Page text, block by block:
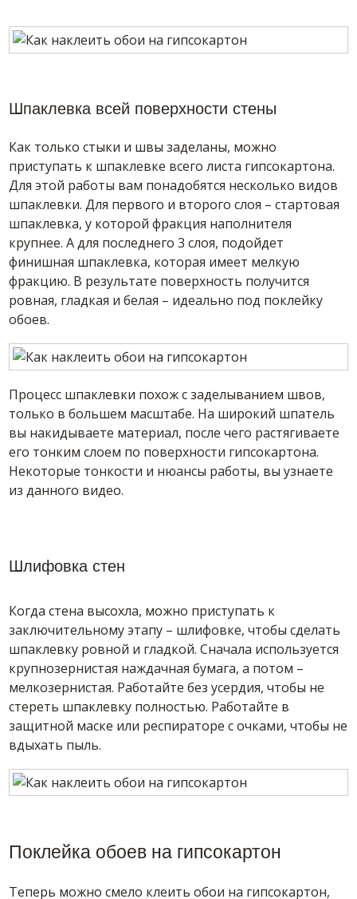
Шпаклевка всей поверхности стены
Как только стыки и швы заделаны, можно
приступать к шпаклевке всего листа гипсокартона.
Для этой работы вам понадобятся несколько видов
шпаклевки. Для первого и второго слоя – стартовая
шпаклевка, у которой фракция наполнителя
крупнее. А для последнего 3 слоя, подойдет
финишная шпаклевка, которая имеет мелкую
фракцию. В результате поверхность получится
ровная, гладкая и белая – идеально под поклейку
обоев.
Процесс шпаклевки похож с заделыванием швов,
только в большем масштабе. На широкий шпатель
вы накидываете материал, после чего растягиваете
его тонким слоем по поверхности гипсокартона.
Некоторые тонкости и нюансы работы, вы узнаете
из данного видео.
Шлифовка стен
Когда стена высохла, можно приступать к
заключительному этапу – шлифовке, чтобы сделать
шпаклевку ровной и гладкой. Сначала используется
крупнозернистая наждачная бумага, а потом –
мелкозернистая. Работайте без усердия, чтобы не
стереть шпаклевку полностью. Работайте в
защитной маске или респираторе с очками, чтобы не
вдыхать пыль.
Поклейка обоев на гипсокартон
Теперь можно смело клеить обои на гипсокартон,